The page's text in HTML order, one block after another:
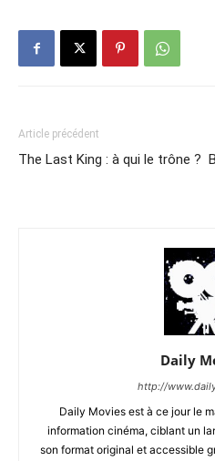
Article précédent
The Last King : à qui le trône ?
Daily
http://
Daily Movies est à ce jour le
information cinéma, ciblant un
son format original et accessible